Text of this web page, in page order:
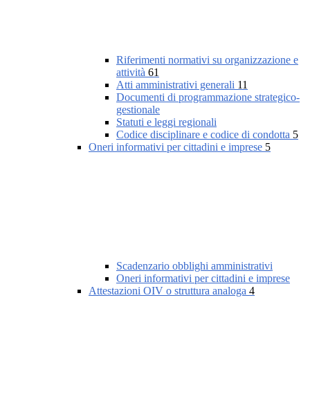
Riferimenti normativi su organizzazione e
attività 61
Atti amministrativi generali 11
Documenti di programmazione strategico-
gestionale
Statuti e leggi regionali
Codice disciplinare e codice di condotta 5
Oneri informativi per cittadini e imprese 5
Scadenzario obblighi amministrativi
Oneri informativi per cittadini e imprese
Attestazioni OIV o struttura analoga 4